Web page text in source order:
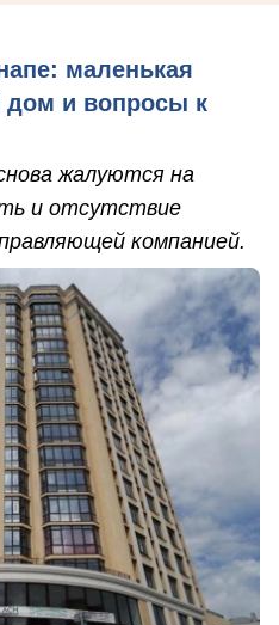
маленькая
и вопросы к
жалуются на
и отсутствие
компанией.